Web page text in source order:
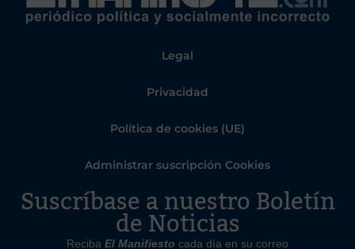
Legal
Privacidad
Política de cookies (UE)
Administrar suscripción Cookies
Suscríbase a nuestro Boletín
de Noticias
Reciba El Manifiesto cada día en su correo